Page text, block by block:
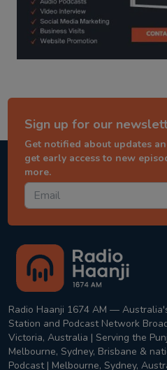
Sign up for our
Get notified about updates
get early access to new
more.
Radio Haanji 1674 AM —
Station and Podcast Network
Victoria, Australia | Serving the
Melbourne, Sydney, Brisbane &
Podcast | Melbourne, Sydney,